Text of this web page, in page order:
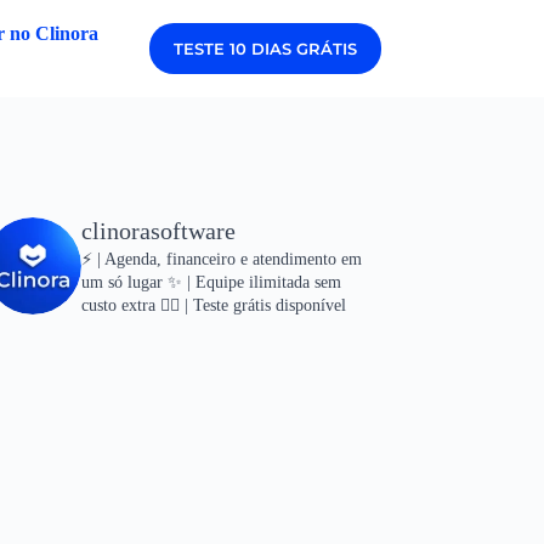
no Clinora
TESTE 10 DIAS GRÁTIS
clinorasoftware
⚡ | Agenda, financeiro e atendimento em
um só lugar ✨ | Equipe ilimitada sem
custo extra 👇🏻 | Teste grátis disponível